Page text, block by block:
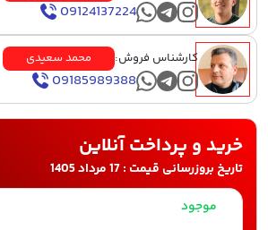
09124137224
کارشناس فروش: محمد سعیدی
09185989388
خرید و پرداخت آنلاین
تاریخ بروزرسانی قیمت : 17 مرداد 1405
موجود